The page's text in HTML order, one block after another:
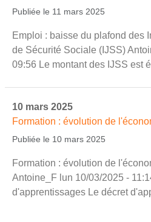
Publiée le 11 mars 2025
Emploi : baisse du plafond des
de Sécurité Sociale (IJSS)
09:56 Le montant des IJSS est
10 mars 2025
Formation : évolution de
Publiée le 10 mars 2025
Formation : évolution de
Antoine_F lun 10/03/2025 -
d'apprentissages Le décret